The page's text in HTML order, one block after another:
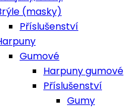
(masky)
Příslušenství
Gumové
Harpuny gumové
Příslušenství
Gumy